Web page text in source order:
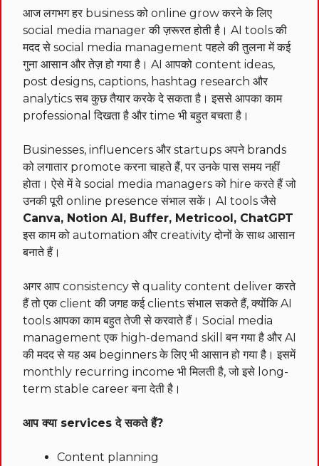
आज लगभग हर business को online grow करने के लिए
social media manager की ज़रूरत होती है। AI tools की
मदद से social media management पहले की तुलना में कई
गुना आसान और तेज़ हो गया है। AI आपको content ideas,
post designs, captions, hashtag research और
analytics सब कुछ तैयार करके दे सकता है। इससे आपका काम
professional दिखता है और time भी बहुत बचता है।
Businesses, influencers और startups अपने brands
को लगातार promote करना चाहते हैं, पर उनके पास समय नहीं
होता। ऐसे में वे social media managers को hire करते हैं जो
उनकी पूरी online presence संभाल सकें। AI tools जैसे
Canva, Notion AI, Buffer, Metricool, ChatGPT
इस काम को automation और creativity दोनों के साथ आसान
बनाते हैं।
अगर आप consistency से quality content deliver करते
हैं तो एक client की जगह कई clients संभाल सकते हैं, क्योंकि AI
tools आपका काम बहुत तेजी से करवाते हैं। Social media
management एक high-demand skill बन गया है और AI
की मदद से यह अब beginners के लिए भी आसान हो गया है। इसमें
monthly recurring income भी मिलती है, जो इसे long-
term stable career बना देती है।
आप क्या services दे सकते हैं?
Content planning